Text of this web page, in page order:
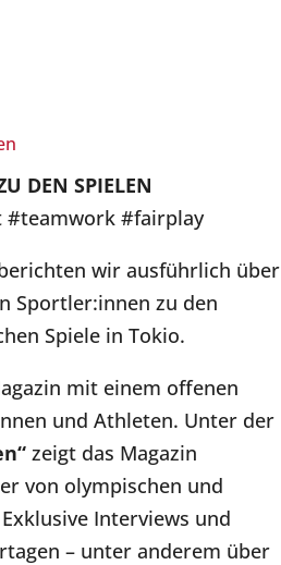
DEN SPIELEN
#fairplay
wir ausführlich über
Sportler:innen zu den
Spiele in Tokio.
mit einem offenen
und Athleten. Unter der
zeigt das Magazin
von olympischen und
Interviews und
– unter anderem über